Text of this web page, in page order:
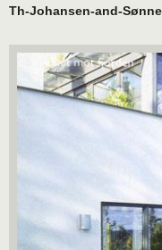
Th-Johansen-and-